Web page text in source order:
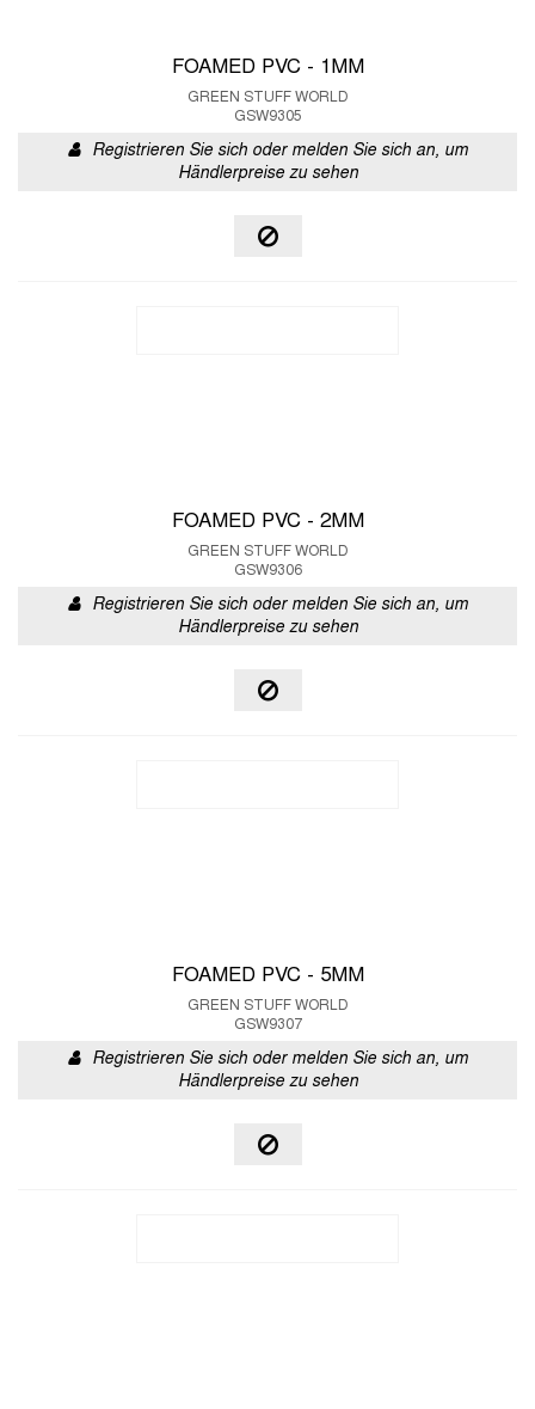
FOAMED PVC - 1MM
GREEN STUFF WORLD
GSW9305
Registrieren Sie sich oder melden Sie sich an, um
Händlerpreise zu sehen
FOAMED PVC - 2MM
GREEN STUFF WORLD
GSW9306
Registrieren Sie sich oder melden Sie sich an, um
Händlerpreise zu sehen
FOAMED PVC - 5MM
GREEN STUFF WORLD
GSW9307
Registrieren Sie sich oder melden Sie sich an, um
Händlerpreise zu sehen